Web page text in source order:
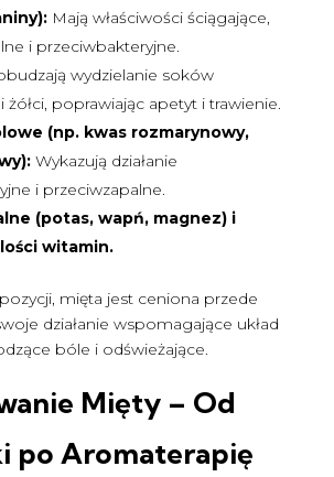
Mają właściwości ściągające,
i przeciwbakteryjne.
wydzielanie soków
żółci, poprawiając apetyt i trawienie.
(np. kwas rozmarynowy,
Wykazują działanie
i przeciwzapalne.
(potas, wapń, magnez) i
witamin.
mięta jest ceniona przede
działanie wspomagające układ
bóle i odświeżające.
Mięty – Od
po Aromaterapię